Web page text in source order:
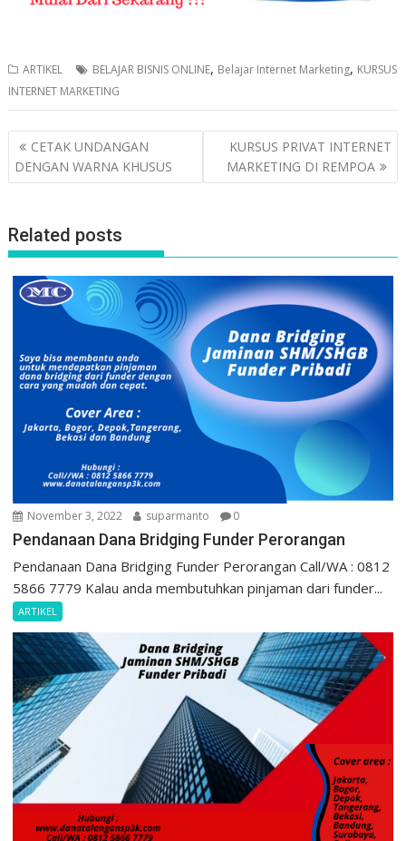
ARTIKEL BELAJAR BISNIS ONLINE, Belajar Internet Marketing, KURSUS
INTERNET MARKETING
Post
navigation
CETAK UNDANGAN
DENGAN WARNA KHUSUS
KURSUS PRIVAT INTERNET
MARKETING DI REMPOA
Related posts
November 3, 2022 suparmanto 0
Pendanaan Dana Bridging Funder Perorangan
Pendanaan Dana Bridging Funder Perorangan Call/WA : 0812
5866 7779 Kalau anda membutuhkan pinjaman dari funder...
ARTIKEL